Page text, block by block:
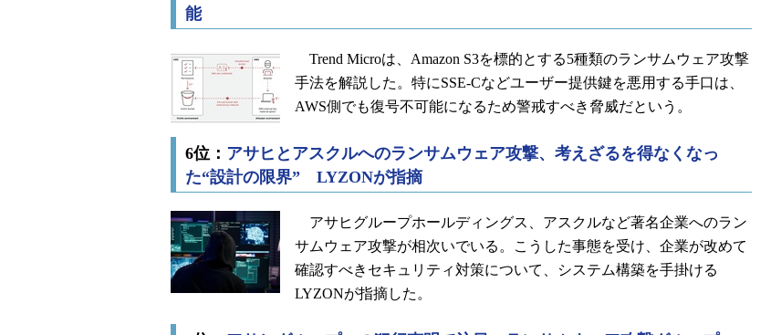
能
Trend Microは、Amazon S3を標的とする5種類のランサムウェア攻撃
手法を解説した。特にSSE-Cなどユーザー提供鍵を悪用する手口は、
AWS側でも復号不可能になるため警戒すべき脅威だという。
6位： アサヒとアスクルへのランサムウェア攻撃、考えざるを得なくなっ
た“設計の限界” LYZONが指摘
アサヒグループホールディングス、アスクルなど著名企業へのラン
サムウェア攻撃が相次いでいる。こうした事態を受け、企業が改めて
確認すべきセキュリティ対策について、システム構築を手掛ける
LYZONが指摘した。